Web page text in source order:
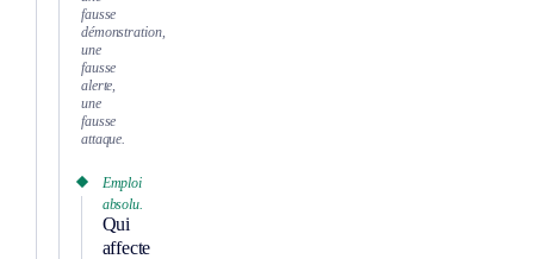
fausse
démonstration,
une
fausse
alerte,
une
fausse
attaque.
Emploi
absolu.
Qui
affecte